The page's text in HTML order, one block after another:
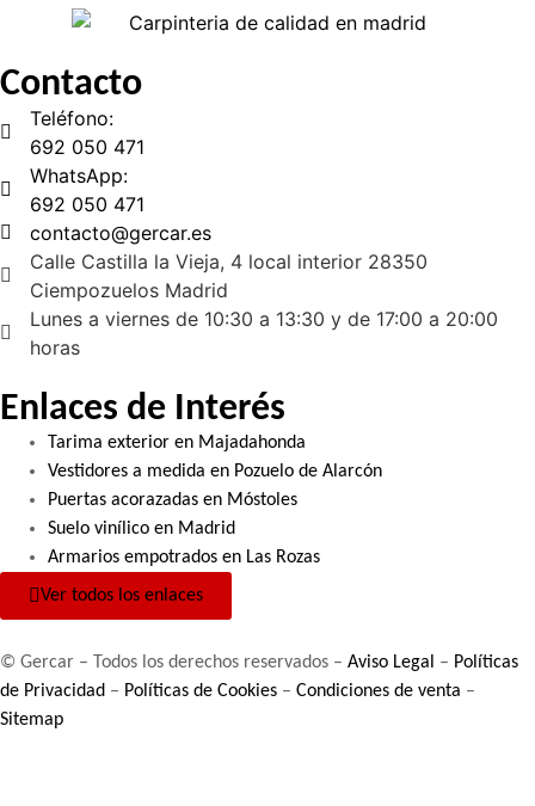
Contacto
Teléfono:
692 050 471
WhatsApp:
692 050 471
contacto@gercar.es
Calle Castilla la Vieja, 4 local interior 28350
Ciempozuelos Madrid
Lunes a viernes de 10:30 a 13:30 y de 17:00 a 20:00
horas
Enlaces de Interés
Tarima exterior en Majadahonda
Vestidores a medida en Pozuelo de Alarcón
Puertas acorazadas en Móstoles
Suelo vinílico en Madrid
Armarios empotrados en Las Rozas
Ver todos los enlaces
© Gercar – Todos los derechos reservados – Aviso Legal – Políticas
de Privacidad – Políticas de Cookies – Condiciones de venta –
Sitemap